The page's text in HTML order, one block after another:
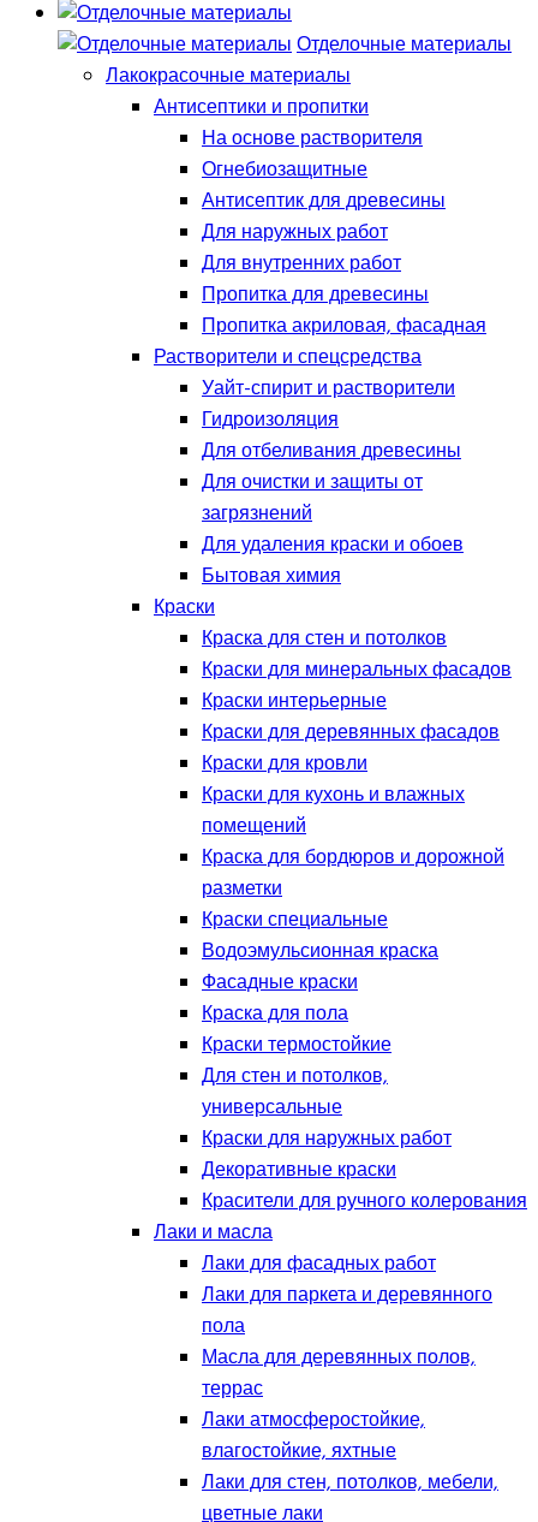
Отделочные материалы
Лакокрасочные материалы
Антисептики и пропитки
На основе растворителя
Огнебиозащитные
Антисептик для древесины
Для наружных работ
Для внутренних работ
Пропитка для древесины
Пропитка акриловая, фасадная
Растворители и спецсредства
Уайт-спирит и растворители
Гидроизоляция
Для отбеливания древесины
Для очистки и защиты от
загрязнений
Для удаления краски и обоев
Бытовая химия
Краски
Краска для стен и потолков
Краски для минеральных фасадов
Краски интерьерные
Краски для деревянных фасадов
Краски для кровли
Краски для кухонь и влажных
помещений
Краска для бордюров и дорожной
разметки
Краски специальные
Водоэмульсионная краска
Фасадные краски
Краска для пола
Краски термостойкие
Для стен и потолков,
универсальные
Краски для наружных работ
Декоративные краски
Красители для ручного колерования
Лаки и масла
Лаки для фасадных работ
Лаки для паркета и деревянного
пола
Масла для деревянных полов,
террас
Лаки атмосферостойкие,
влагостойкие, яхтные
Лаки для стен, потолков, мебели,
цветные лаки